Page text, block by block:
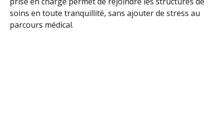
soins en toute tranquillité, sans ajouter de stress au
parcours médical.